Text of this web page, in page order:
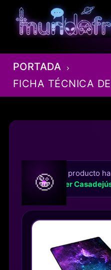
contenido
PORTADA
FICHA TÉCNICA
🤪 Este producto
Roger